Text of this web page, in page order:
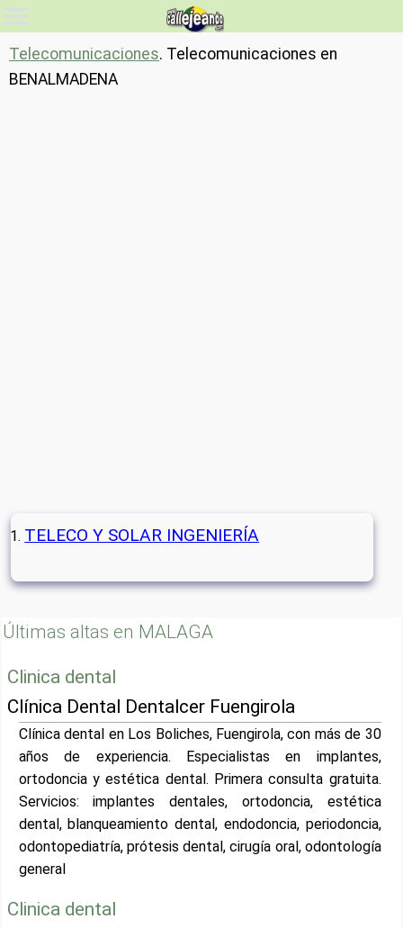
Telecomunicaciones. Telecomunicaciones en
BENALMADENA
TELECO Y SOLAR INGENIERÍA
Últimas altas en MALAGA
Clinica dental
Clínica Dental Dentalcer Fuengirola
Clínica dental en Los Boliches, Fuengirola, con más de 30
años de experiencia. Especialistas en implantes,
ortodoncia y estética dental. Primera consulta gratuita.
Servicios: implantes dentales, ortodoncia, estética
dental, blanqueamiento dental, endodoncia, periodoncia,
odontopediatría, prótesis dental, cirugía oral, odontología
general
Clinica dental